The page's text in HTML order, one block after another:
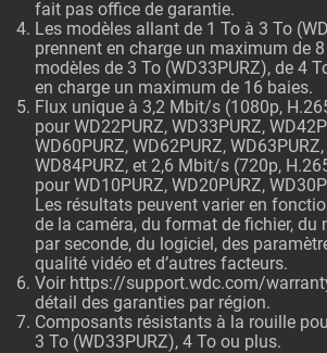
fait pas office de garantie.
Les modèles allant de 1 To à 3 To
prennent en charge un maximum de
modèles de 3 To (WD33PURZ), de 4
en charge un maximum de 16 baies.
Flux unique à 3,2 Mbit/s (1080p,
pour WD22PURZ, WD33PURZ,
WD60PURZ, WD62PURZ,
WD84PURZ, et 2,6 Mbit/s (720p,
pour WD10PURZ, WD20PURZ,
Les résultats peuvent varier en
de la caméra, du format de fichier, du
par seconde, du logiciel, des
qualité vidéo et d’autres facteurs.
Voir https://support.wdc.com/
détail des garanties par région.
Composants résistants à la rouille
3 To (WD33PURZ), 4 To ou plus.